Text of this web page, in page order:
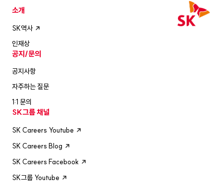
소개
SK역사
인재상
공지/문의
공지사항
자주하는 질문
1:1 문의
SK그룹 채널
SK Careers Youtube
SK Careers Blog
SK Careers Facebook
SK그룹 Youtube